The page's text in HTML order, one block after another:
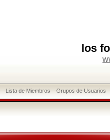
los
Lista de Miembros Grupos de Usuarios